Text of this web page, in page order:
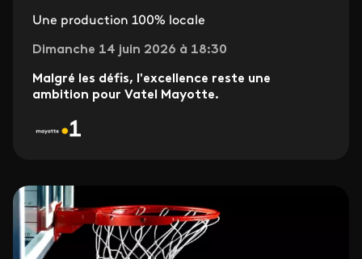
Une production 100% locale
Dimanche 14 juin 2026 à 18:30
Malgré les défis, l'excellence reste une
ambition pour Vatel Mayotte.